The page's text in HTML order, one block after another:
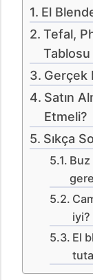
El
Tefal,
Tablosu
Gerçek
Satın
Etmeli?
Sıkça
Buz
iyi?
El